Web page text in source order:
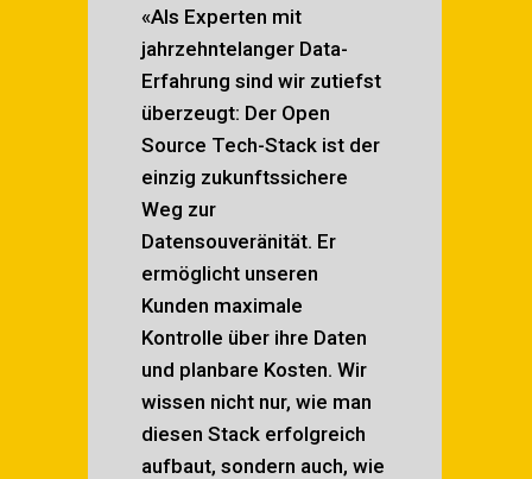
«Als Experten mit
jahrzehntelanger Data-
Erfahrung sind wir zutiefst
überzeugt: Der Open
Source Tech-Stack ist der
einzig zukunftssichere
Weg zur
Datensouveränität. Er
ermöglicht unseren
Kunden maximale
Kontrolle über ihre Daten
und planbare Kosten. Wir
wissen nicht nur, wie man
diesen Stack erfolgreich
aufbaut, sondern auch, wie